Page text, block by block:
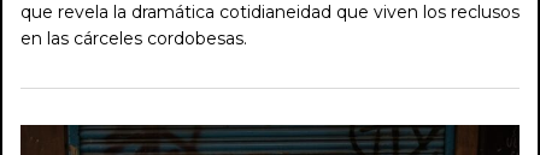
que revela la dramática cotidianeidad que viven los reclusos
en las cárceles cordobesas.